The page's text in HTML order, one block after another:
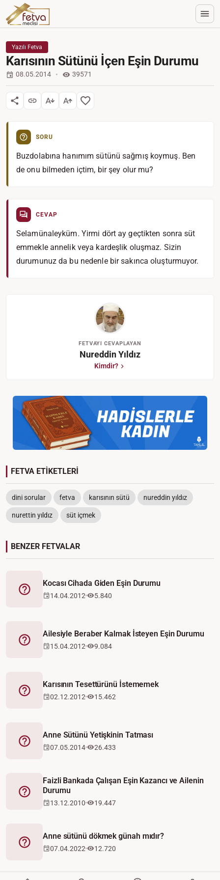
Yazılı Fetva
Karısının Sütünü İçen Eşin Durumu
08.05.2014 39571
SORU
Buzdolabına hanımım sütünü sağmış koymuş. Ben
de onu bilmeden içtim, bir şey olur mu?
CEVAP
Selamünaleyküm. Yirmi dört ay geçtikten sonra süt
emmekle annelik veya kardeşlik oluşmaz. Sizin
durumunuz da bu nedenle bir sakınca oluşturmuyor.
FETVAYI CEVAPLAYAN
Nureddin Yıldız
Kimdir?
FETVA ETİKETLERİ
dini sorular fetva karısının sütü nureddin yıldız
nurettin yıldız süt içmek
BENZER FETVALAR
Fetva
Kocası Cihada Giden Eşin Durumu
14.04.2012 5.840
Fetva
Ailesiyle Beraber Kalmak İsteyen Eşin Durumu
15.04.2012 9.084
Fetva
Karısının Tesettürünü İstememek
02.12.2012 15.462
Fetva
Anne Sütünü Yetişkinin Tatması
07.05.2014 26.433
Fetva
Faizli Bankada Çalışan Eşin Kazancı ve Ailenin
Durumu
13.12.2010 19.447
Fetva
Anne sütünü dökmek günah mıdır?
07.04.2022 12.720